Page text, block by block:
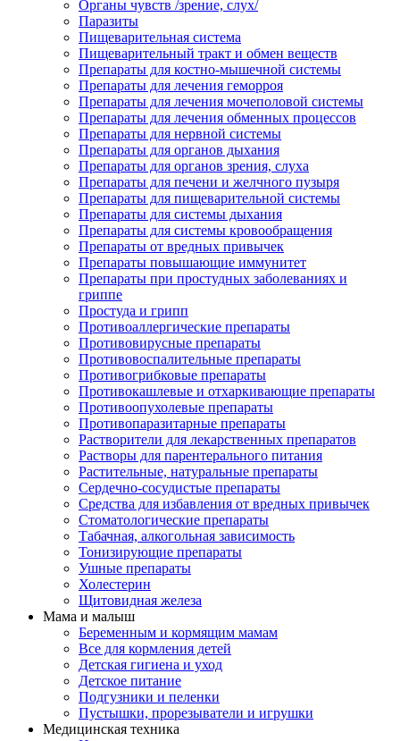
Органы чувств /зрение, слух/
Паразиты
Пищеварительная система
Пищеварительный тракт и обмен веществ
Препараты для костно-мышечной системы
Препараты для лечения геморроя
Препараты для лечения мочеполовой системы
Препараты для лечения обменных процессов
Препараты для нервной системы
Препараты для органов дыхания
Препараты для органов зрения, слуха
Препараты для печени и желчного пузыря
Препараты для пищеварительной системы
Препараты для системы дыхания
Препараты для системы кровообращения
Препараты от вредных привычек
Препараты повышающие иммунитет
Препараты при простудных заболеваниях и
гриппе
Простуда и грипп
Противоаллергические препараты
Противовирусные препараты
Противовоспалительные препараты
Противогрибковые препараты
Противокашлевые и отхаркивающие препараты
Противоопухолевые препараты
Противопаразитарные препараты
Растворители для лекарственных препаратов
Растворы для парентерального питания
Растительные, натуральные препараты
Сердечно-сосудистые препараты
Средства для избавления от вредных привычек
Стоматологические препараты
Табачная, алкогольная зависимость
Тонизирующие препараты
Ушные препараты
Холестерин
Щитовидная железа
Мама и малыш
Беременным и кормящим мамам
Все для кормления детей
Детская гигиена и уход
Детское питание
Подгузники и пеленки
Пустышки, прорезыватели и игрушки
Медицинская техника